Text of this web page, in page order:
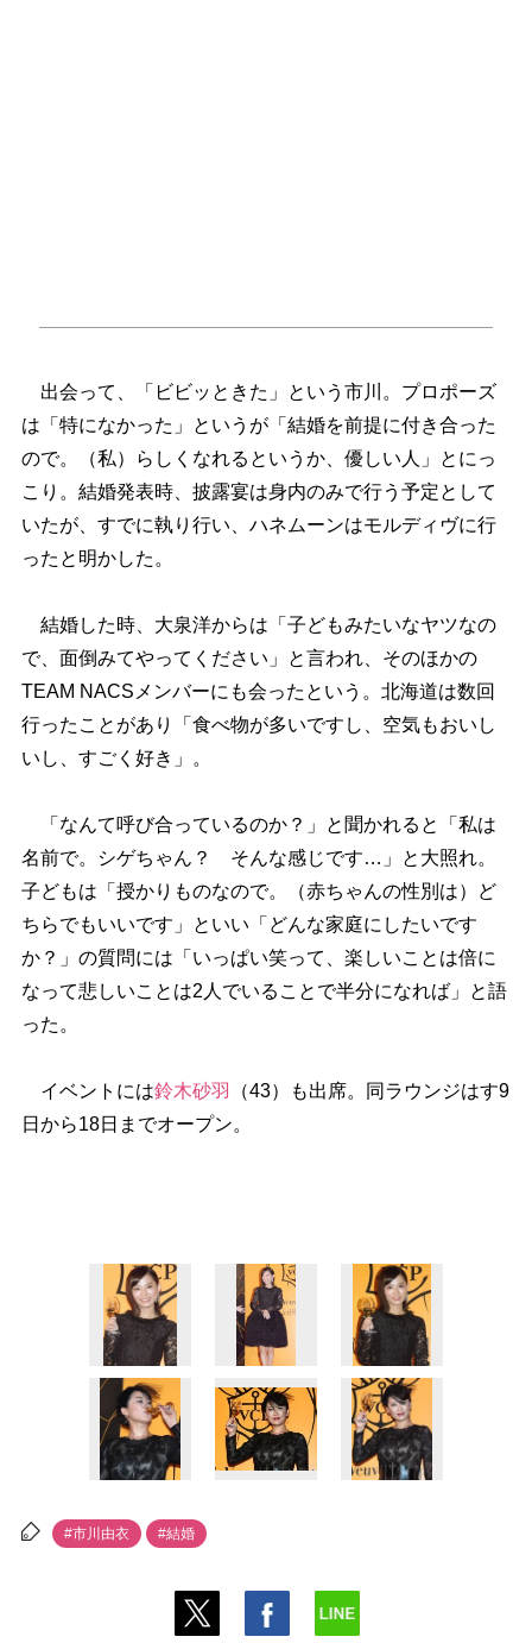
出会って、「ビビッときた」という市川。プロポーズ
は「特になかった」というが「結婚を前提に付き合った
ので。（私）らしくなれるというか、優しい人」とにっ
こり。結婚発表時、披露宴は身内のみで行う予定として
いたが、すでに執り行い、ハネムーンはモルディヴに行
ったと明かした。
結婚した時、大泉洋からは「子どもみたいなヤツなの
で、面倒みてやってください」と言われ、そのほかの
TEAM NACSメンバーにも会ったという。北海道は数回
行ったことがあり「食べ物が多いですし、空気もおいし
いし、すごく好き」。
「なんて呼び合っているのか？」と聞かれると「私は
名前で。シゲちゃん？ そんな感じです…」と大照れ。
子どもは「授かりものなので。（赤ちゃんの性別は）ど
ちらでもいいです」といい「どんな家庭にしたいです
か？」の質問には「いっぱい笑って、楽しいことは倍に
なって悲しいことは2人でいることで半分になれば」と語
った。
イベントには鈴木砂羽
（43）も出席。同ラウンジはす9
日から18日までオープン。
#市川由衣 #結婚